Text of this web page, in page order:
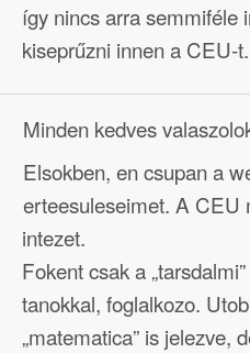
így nincs arra semmiféle
kiseprűzni innen a CEU-t.
Minden kedves
Elsokben, en csupan a
erteesuleseimet. A CEU
intezet.
Fokent csak a
tanokkal, foglalkozo.
„matematica” is jelezve,